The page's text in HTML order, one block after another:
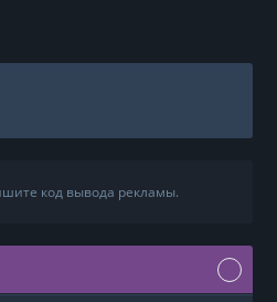
код вывода рекламы.